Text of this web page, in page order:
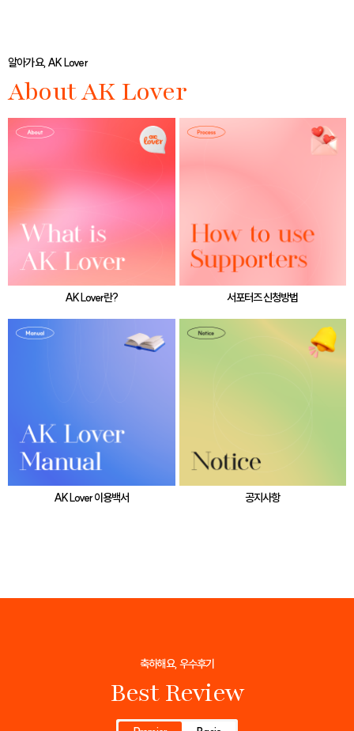
알아가요, AK Lover
About AK Lover
AK Lover란? 서포터즈 신청방법
AK Lover 이용백서 공지사항
축하해요, 우수후기
Best Review